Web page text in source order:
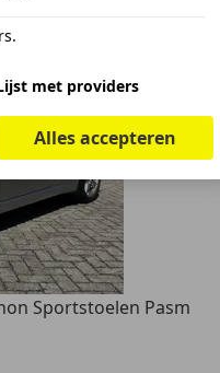
Sportstoelen Pasm
met providers
Alles accepteren